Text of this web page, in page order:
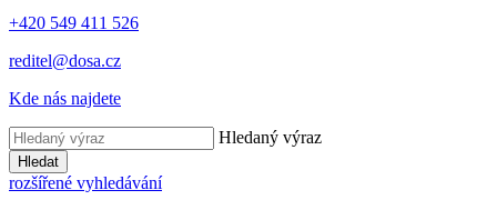
+420 549 411 526
reditel@dosa.cz
Kde nás najdete
Hledaný výraz
Hledat
rozšířené vyhledávání